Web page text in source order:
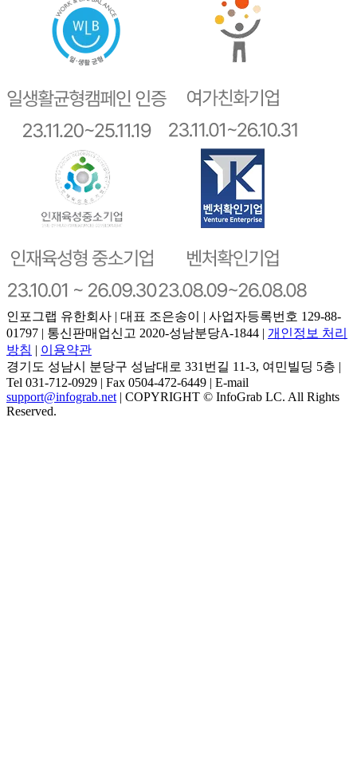
인포그랩 유한회사 | 대표 조은송이 | 사업자등록번호 129-88-
01797 | 통신판매업신고 2020-성남분당A-1844 | 개인정보 처리
방침 | 이용약관
경기도 성남시 분당구 성남대로 331번길 11-3, 여민빌딩 5층 |
Tel 031-712-0929 | Fax 0504-472-6449 | E-mail
support@infograb.net | COPYRIGHT © InfoGrab LC. All Rights
Reserved.